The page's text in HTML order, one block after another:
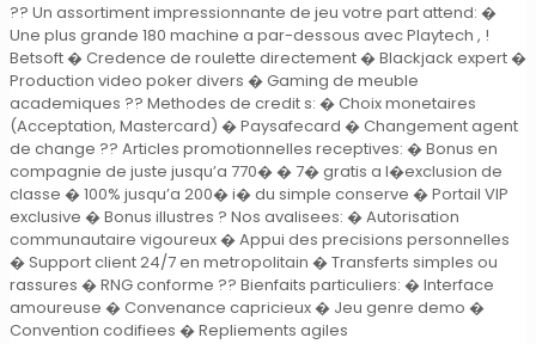
?? Un assortiment impressionnante de jeu votre part attend: �
Une plus grande 180 machine a par-dessous avec Playtech , !
Betsoft � Credence de roulette directement � Blackjack expert �
Production video poker divers � Gaming de meuble
academiques ?? Methodes de credit s: � Choix monetaires
(Acceptation, Mastercard) � Paysafecard � Changement agent
de change ?? Articles promotionnelles receptives: � Bonus en
compagnie de juste jusqu’a 770� � 7� gratis a l�exclusion de
classe � 100% jusqu’a 200� i� du simple conserve � Portail VIP
exclusive � Bonus illustres ? Nos avalisees: � Autorisation
communautaire vigoureux � Appui des precisions personnelles
� Support client 24/7 en metropolitain � Transferts simples ou
rassures � RNG conforme ?? Bienfaits particuliers: � Interface
amoureuse � Convenance capricieux � Jeu genre demo �
Convention codifiees � Repliements agiles